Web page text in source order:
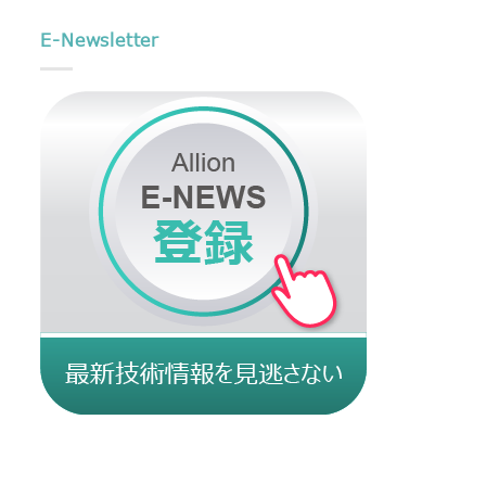
E-Newsletter